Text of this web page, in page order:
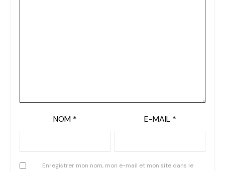
NOM * E-MAIL *
Enregistrer mon nom, mon e-mail et mon site dans le